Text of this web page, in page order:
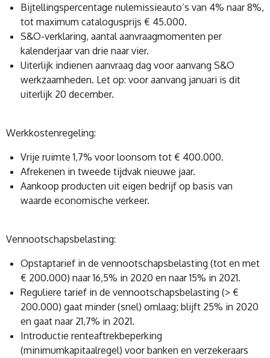
Bijtellingspercentage nulemissieauto’s van 4% naar 8%,
tot maximum catalogusprijs € 45.000.
S&O-verklaring, aantal aanvraagmomenten per
kalenderjaar van drie naar vier.
Uiterlijk indienen aanvraag dag voor aanvang S&O
werkzaamheden. Let op: voor aanvang januari is dit
uiterlijk 20 december.
Werkkostenregeling:
Vrije ruimte 1,7% voor loonsom tot € 400.000.
Afrekenen in tweede tijdvak nieuwe jaar.
Aankoop producten uit eigen bedrijf op basis van
waarde economische verkeer.
Vennootschapsbelasting:
Opstaptarief in de vennootschapsbelasting (tot en met
€ 200.000) naar 16,5% in 2020 en naar 15% in 2021.
Reguliere tarief in de vennootschapsbelasting (> €
200.000) gaat minder (snel) omlaag; blijft 25% in 2020
en gaat naar 21,7% in 2021.
Introductie renteaftrekbeperking
(minimumkapitaalregel) voor banken en verzekeraars